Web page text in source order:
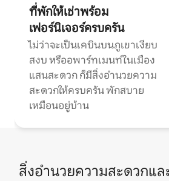
ที่พักให้เช่าพร้อม
เฟอร์นิเจอร์ครบครัน
ไม่ว่าจะเป็นเคบินบนภูเขาเงียบ
สงบ หรืออพาร์ทเมนท์ในเมือง
แสนสะดวก ก็มีสิ่งอำนวยความ
สะดวกให้ครบครัน พักสบาย
เหมือนอยู่บ้าน
สิ่งอำนวยความสะดวกแล